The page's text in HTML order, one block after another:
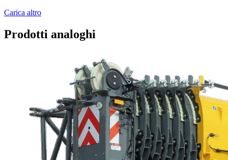
Carica altro
Prodotti analoghi